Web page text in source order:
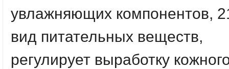
увлажняющих компонентов,
вид питательных веществ,
регулирует выработку